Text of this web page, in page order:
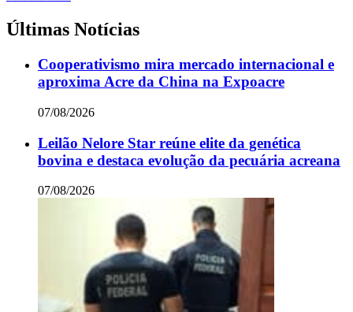
Últimas Notícias
Cooperativismo mira mercado internacional e
aproxima Acre da China na Expoacre
07/08/2026
Leilão Nelore Star reúne elite da genética
bovina e destaca evolução da pecuária acreana
07/08/2026